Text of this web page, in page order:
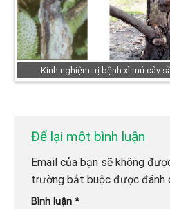
Kinh nghiệm trị bệnh xì mủ cây
Để lại một bình luận
Email của bạn sẽ không
trường bắt buộc được đánh
Bình luận *